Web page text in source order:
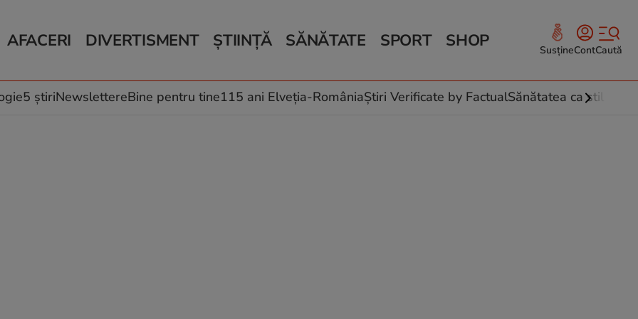
AFACERI
Auto
Locuri de muncă
DIVERTISMENT
Horoscop
Muzică și Filme
ȘTIINȚĂ
Schimbări climatice
SĂNĂTATE
Relații
Rețete culinare
SPORT SHOP SusțineContCaută
5 știriNewslettereBine pentru tine115 ani Elveția-RomâniaȘtiri Verificate by FactualSănătatea ca stil de